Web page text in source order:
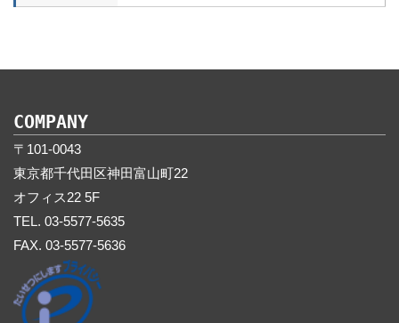
COMPANY
〒101-0043
東京都千代田区神田富山町22
オフィス22 5F
TEL. 03-5577-5635
FAX. 03-5577-5636